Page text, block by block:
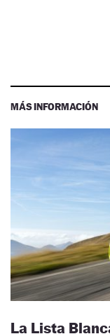
MÁS INFORMACIÓN
La Lista